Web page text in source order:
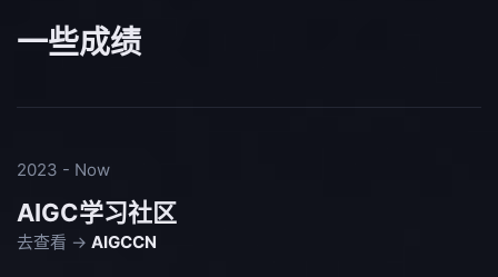
一些成绩
2023 - Now
AIGC学习社区
去查看 → AIGCCN